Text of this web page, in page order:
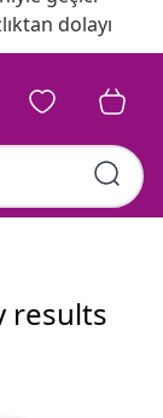
dolayı
results